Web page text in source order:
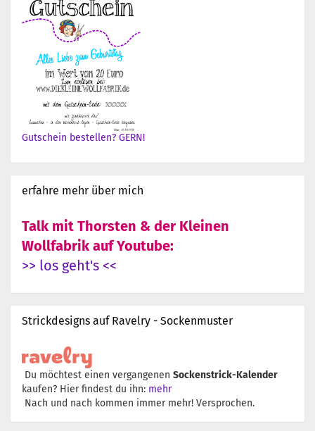
Gutschein bestellen? GERN!
erfahre mehr über mich
Talk mit Thorsten & der Kleinen
Wollfabrik auf Youtube:
>> los geht's <<
Strickdesigns auf Ravelry - Sockenmuster
Du möchtest einen vergangenen Sockenstrick-Kalender
kaufen? Hier findest du ihn: mehr
Nach und nach kommen immer mehr! Versprochen.